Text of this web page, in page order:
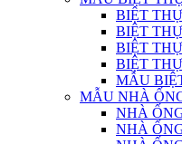
BIỆT
BIỆT
BIỆT
BIỆT
MẪU
MẪU NHÀ
NHÀ
NHÀ